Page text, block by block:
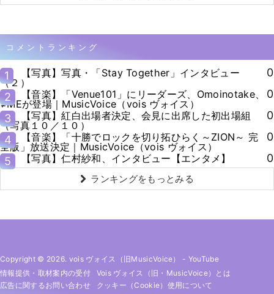
コメントランキング
1
【写真】写真・「Stay Together」インタビュー
（２）
0
2
【音楽】「Venue101」にリーダーズ、Omoinotake、
≠MEが登場｜MusicVoice（vois ヴォイス）
0
3
【写真】紅白出場者決定、会見に出席した初出場組
（写真１０／１０）
0
4
【音楽】「十勝でロックを切り拓ひらく～ZION～ 完
全版」放送決定｜MusicVoice（vois ヴォイス）
0
5
【写真】仁村紗和、インタビュー【エンタメ】 0
ランキングをもっとみる
Copyright © 2026. vois ヴォイス（旧MusicVoice） - YouTube
情報提供・取材案内の受付
Vois ヴォイス（旧・MusicVoice）とは
広告に関するお問い合わせ
クッキー（cookie）使用について